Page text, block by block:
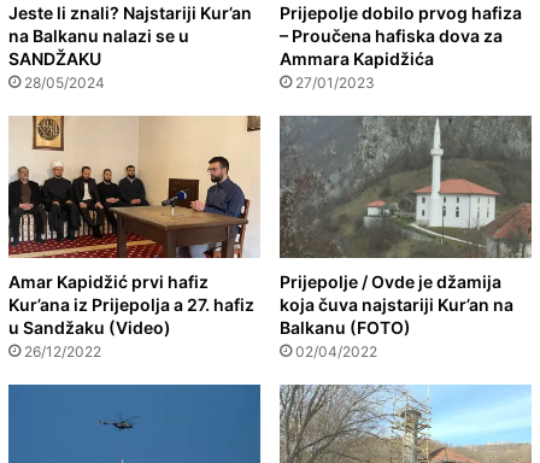
Jeste li znali? Najstariji Kur’an
na Balkanu nalazi se u
SANDŽAKU
28/05/2024
Prijepolje dobilo prvog hafiza
– Proučena hafiska dova za
Ammara Kapidžića
27/01/2023
Amar Kapidžić prvi hafiz
Kur’ana iz Prijepolja a 27. hafiz
u Sandžaku (Video)
26/12/2022
Prijepolje / Ovde je džamija
koja čuva najstariji Kur’an na
Balkanu (FOTO)
02/04/2022